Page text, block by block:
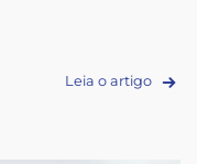
Leia o artigo